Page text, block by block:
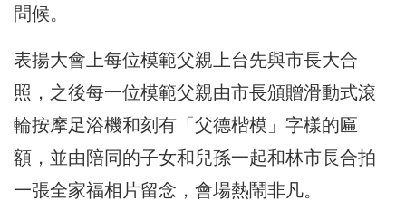
問候。
表揚大會上每位模範父親上台先與市長大合
照，之後每一位模範父親由市長頒贈滑動式滾
輪按摩足浴機和刻有「父德楷模」字樣的匾
額，並由陪同的子女和兒孫一起和林市長合拍
一張全家福相片留念，會場熱鬧非凡。